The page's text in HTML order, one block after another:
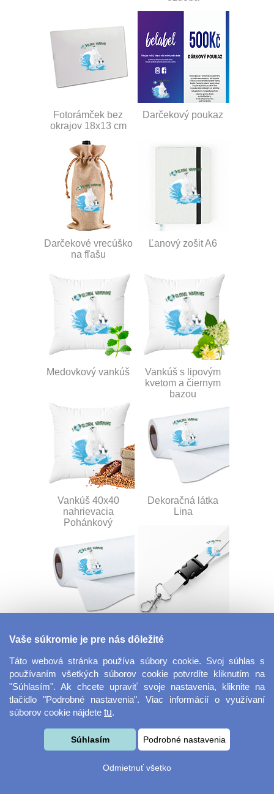
Fotorámček bez
okrajov 18x13 cm
Darčekový poukaz
Darčekové vrecúško
na fľašu
Ľanový zošit A6
Medovkový vankúš
Vankúš s lipovým
kvetom a čiernym
bazou
Vankúš 40x40
nahrievacia
Pohánkový
Dekoračná látka
Lina
Miranda
fotografie
Vaše súkromie je pre nás dôležité
Táto webová stránka používa súbory cookie. Svoj súhlas s
používaním všetkých súborov cookie potvrdíte kliknutím na
"Súhlasím". Ak chcete upraviť svoje nastavenia, kliknite na
tlačidlo "Podrobné nastavenia". Viac informácií o využívaní
súborov cookie nájdete tu.
Súhlasím Podrobné nastavenia
Odmietnuť všetko